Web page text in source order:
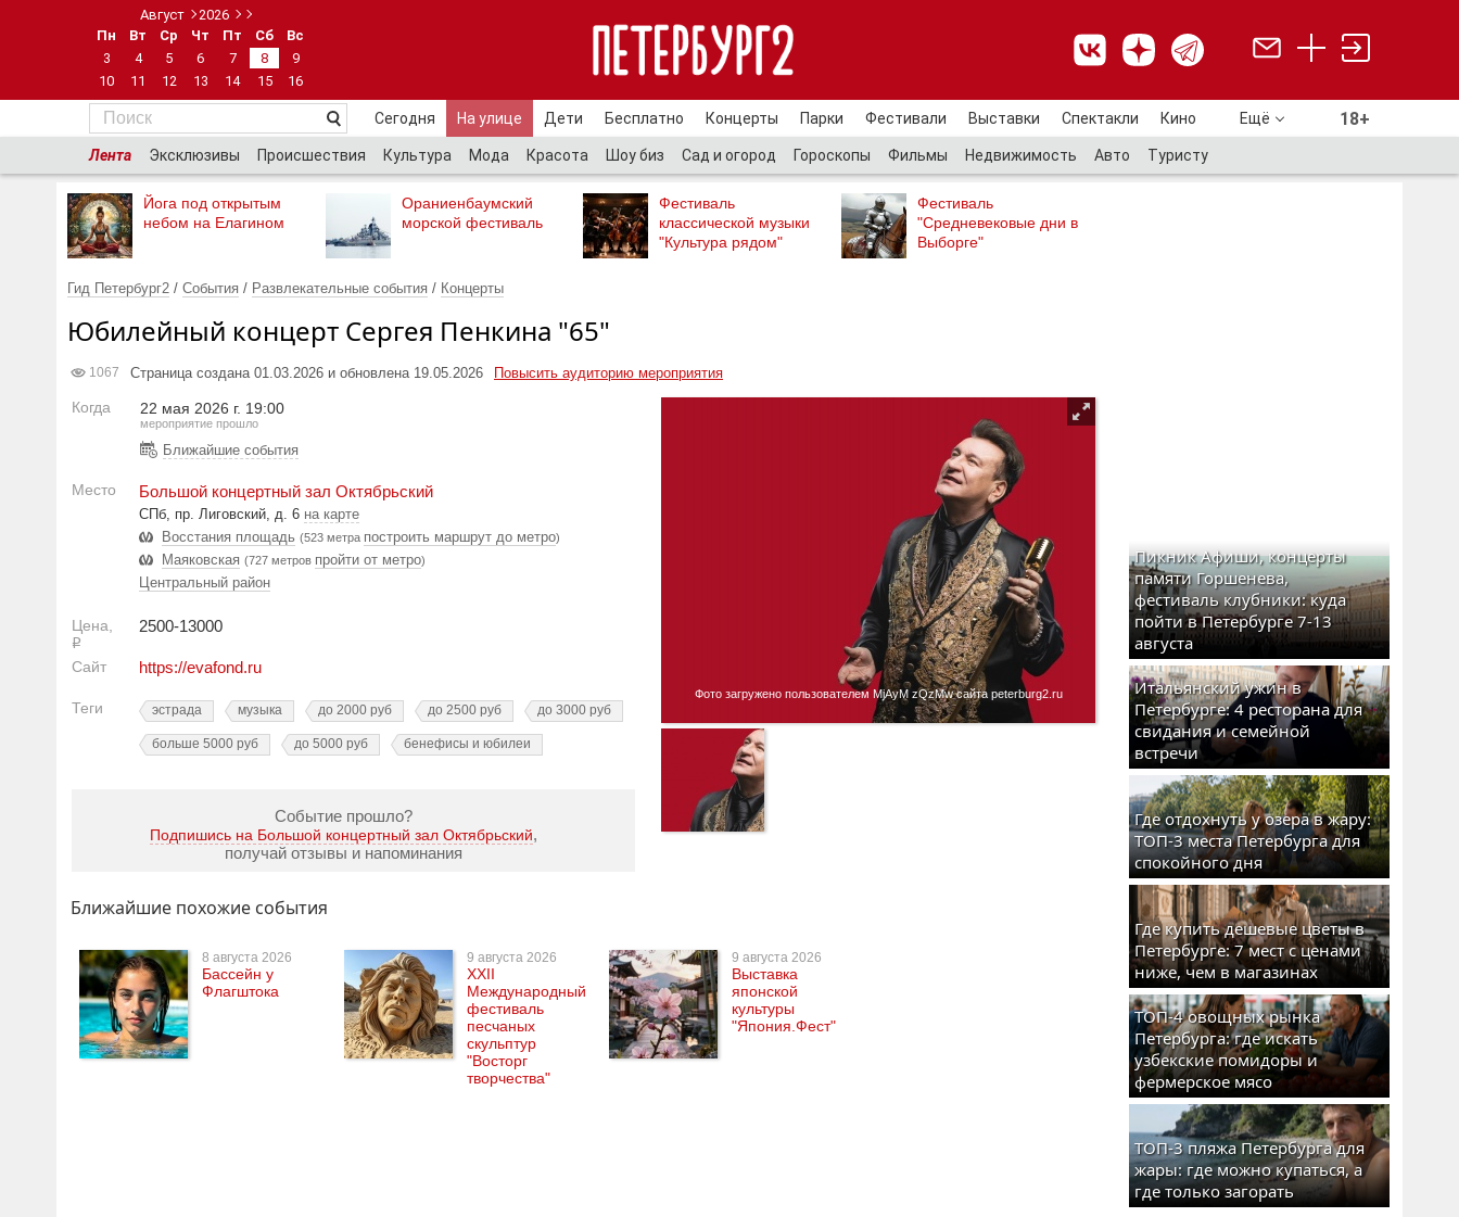
Август
2026
Пн
Вт Ср Чт Пт Сб
Вс
3
4 5 6 7 8
9
10
11 12 13 14 15 16
Сегодня На улице Дети Бесплатно Концерты Парки Фестивали Выставки Спектакли Кино Ещё 18+
Лента Эксклюзивы Происшествия Культура Мода Красота Шоу биз Сад и огород Гороскопы Фильмы Недвижимость Авто Туристу
Йога под открытым
небом на Елагином
Ораниенбаумский
морской фестиваль
Фестиваль
классической музыки
"Культура рядом"
Фестиваль
"Средневековые дни в
Выборге"
Гид Петербург2 / События / Развлекательные события / Концерты
Юбилейный концерт Сергея Пенкина "65"
1067 Страница создана 01.03.2026 и обновлена 19.05.2026 Повысить аудиторию мероприятия
Когда 22 мая 2026 г. 19:00
мероприятие прошло
Ближайшие события
Место Большой концертный зал Октябрьский
СПб, пр. Лиговский, д. 6 на карте
Восстания площадь (523 метра построить маршрут до метро)
Маяковская (727 метров пройти от метро)
Центральный район
Цена,
Р
2500-13000
Сайт https://evafond.ru
Теги эстрада музыка до 2000 руб до 2500 руб до 3000 руб
больше 5000 руб до 5000 руб бенефисы и юбилеи
Событие прошло?
Подпишись на Большой концертный зал Октябрьский,
получай отзывы и напоминания
Фото загружено пользователем MjAyM zQzMw сайта peterburg2.ru
Ближайшие похожие события
8 августа 2026
Бассейн у
Флагштока
9 августа 2026
XXII
Международный
фестиваль
песчаных
скульптур
"Восторг
творчества"
9 августа 2026
Выставка
японской
культуры
"Япония.Фест"
Пикник Афиши, концерты
памяти Горшенева,
фестиваль клубники: куда
пойти в Петербурге 7-13
августа
Итальянский ужин в
Петербурге: 4 ресторана для
свидания и семейной
встречи
Где отдохнуть у озера в жару:
ТОП-3 места Петербурга для
спокойного дня
Где купить дешевые цветы в
Петербурге: 7 мест с ценами
ниже, чем в магазинах
ТОП-4 овощных рынка
Петербурга: где искать
узбекские помидоры и
фермерское мясо
ТОП-3 пляжа Петербурга для
жары: где можно купаться, а
где только загорать